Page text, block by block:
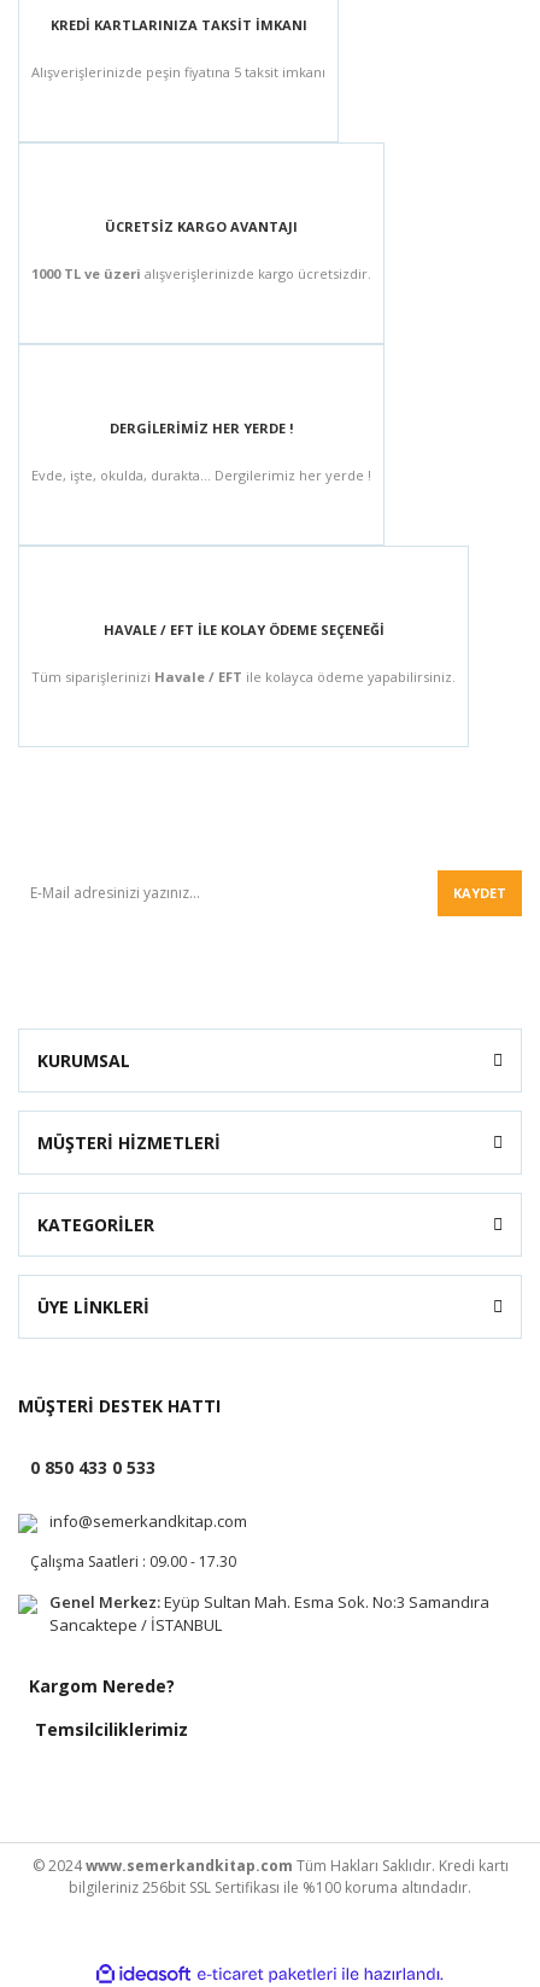
KREDİ KARTLARINIZA TAKSİT İMKANI
Alışverişlerinizde peşin fiyatına 5 taksit imkanı
ÜCRETSİZ KARGO AVANTAJI
1000 TL ve üzeri alışverişlerinizde kargo ücretsizdir.
DERGİLERİMİZ HER YERDE !
Evde, işte, okulda, durakta... Dergilerimiz her yerde !
HAVALE / EFT İLE KOLAY ÖDEME SEÇENEĞİ
Tüm siparişlerinizi Havale / EFT ile kolayca ödeme yapabilirsiniz.
KAYDET
KURUMSAL
MÜŞTERİ HİZMETLERİ
KATEGORİLER
ÜYE LİNKLERİ
MÜŞTERİ DESTEK HATTI
0 850 433 0 533
info@semerkandkitap.com
Çalışma Saatleri : 09.00 - 17.30
Genel Merkez:Eyüp Sultan Mah. Esma Sok. No:3 Samandıra
Sancaktepe / İSTANBUL
Kargom Nerede?
Temsilciliklerimiz
© 2024www.semerkandkitap.com Tüm Hakları Saklıdır. Kredi kartı
bilgileriniz 256bit SSL Sertifikası ile %100 koruma altındadır.
ideasoft e-